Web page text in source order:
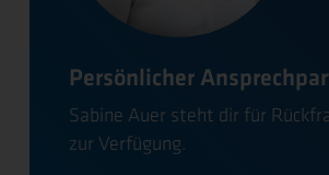
Persönlicher
Sabine Auer steht dir für
zur Verfügung.